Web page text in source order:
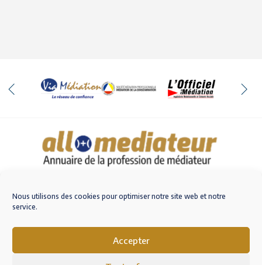
Nous utilisons des cookies pour optimiser notre site web et notre
service.
Accepter
M'inscrire sur AlloMediateur